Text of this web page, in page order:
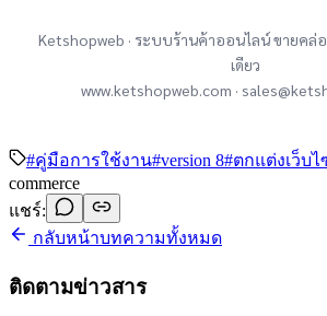
Ketshopweb · ระบบร้านค้าออนไลน์ ขายคล่
เดียว
www.ketshopweb.com ·
#คู่มือการใช้งาน#version 8#ตกแต่งเว็บไ
commerce
แชร์:
กลับหน้าบทความทั้งหมด
ติดตามข่าวสาร